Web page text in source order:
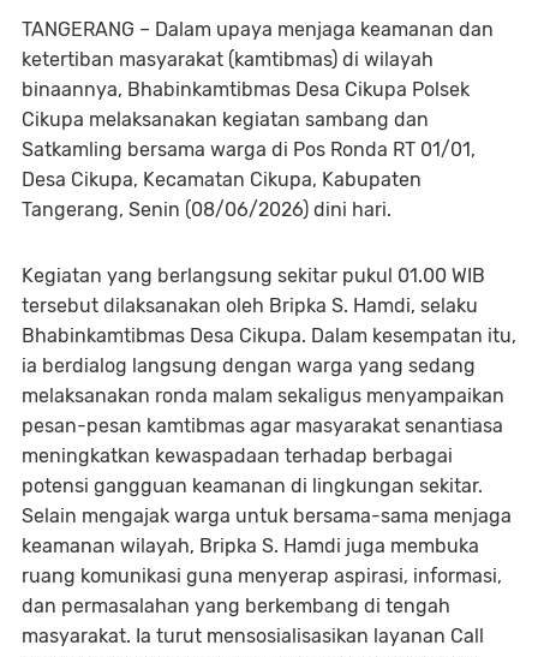
TANGERANG – Dalam upaya menjaga keamanan dan
ketertiban masyarakat (kamtibmas) di wilayah
binaannya, Bhabinkamtibmas Desa Cikupa Polsek
Cikupa melaksanakan kegiatan sambang dan
Satkamling bersama warga di Pos Ronda RT 01/01,
Desa Cikupa, Kecamatan Cikupa, Kabupaten
Tangerang, Senin (08/06/2026) dini hari.
Kegiatan yang berlangsung sekitar pukul 01.00 WIB
tersebut dilaksanakan oleh Bripka S. Hamdi, selaku
Bhabinkamtibmas Desa Cikupa. Dalam kesempatan itu,
ia berdialog langsung dengan warga yang sedang
melaksanakan ronda malam sekaligus menyampaikan
pesan-pesan kamtibmas agar masyarakat senantiasa
meningkatkan kewaspadaan terhadap berbagai
potensi gangguan keamanan di lingkungan sekitar.
Selain mengajak warga untuk bersama-sama menjaga
keamanan wilayah, Bripka S. Hamdi juga membuka
ruang komunikasi guna menyerap aspirasi, informasi,
dan permasalahan yang berkembang di tengah
masyarakat. Ia turut mensosialisasikan layanan Call